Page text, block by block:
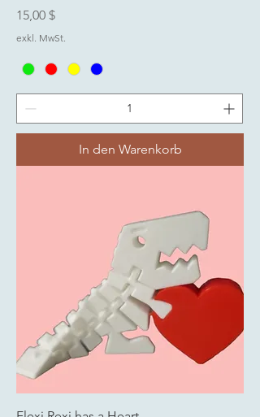
Preis
15,00 $
exkl. MwSt.
In den Warenkorb